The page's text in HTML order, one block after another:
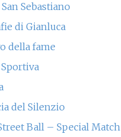
Sebastiano
di Gianluca
della fame
del Silenzio
Ball – Special Match